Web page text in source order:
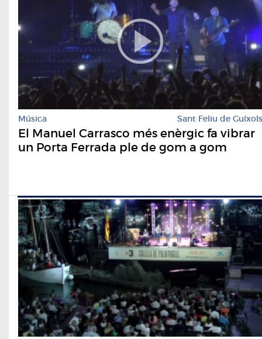
Música Sant Feliu de Guíxols
El Manuel Carrasco més enèrgic fa vibrar
un Porta Ferrada ple de gom a gom